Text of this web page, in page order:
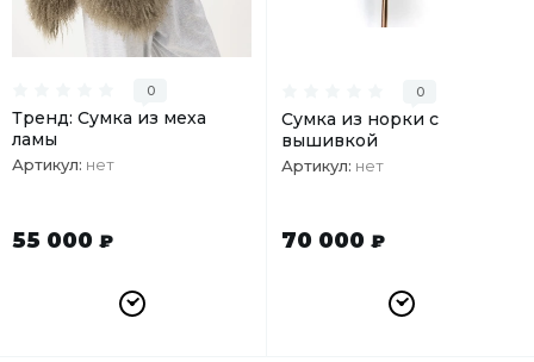
0
Тренд: Сумка из меха
ламы
Артикул: нет
55 000 ₽
0
Сумка из норки с
вышивкой
Артикул: нет
70 000 ₽